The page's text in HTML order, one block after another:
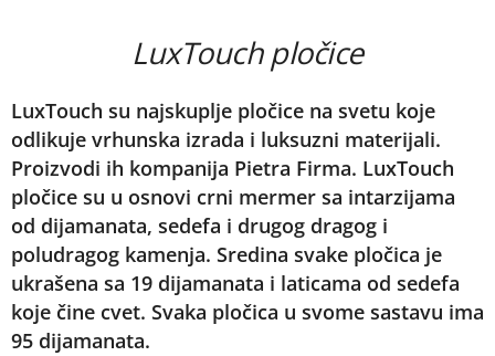
LuxTouch pločice
LuxTouch su najskuplje pločice na svetu koje
odlikuje vrhunska izrada i luksuzni materijali.
Proizvodi ih kompanija Pietra Firma. LuxTouch
pločice su u osnovi crni mermer sa intarzijama
od dijamanata, sedefa i drugog dragog i
poludragog kamenja. Sredina svake pločica je
ukrašena sa 19 dijamanata i laticama od sedefa
koje čine cvet. Svaka pločica u svome sastavu ima
95 dijamanata.